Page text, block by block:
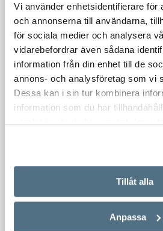
Vi använder enhetsidentifierare för
och annonserna till användarna,
för sociala medier och analysera
vidarebefordrar även sådana
information från din enhet till de
annons- och analysföretag som vi
Dessa kan i sin tur kombinera
information som du har
samlat in när du har använt deras
Tillåt alla
Anpassa